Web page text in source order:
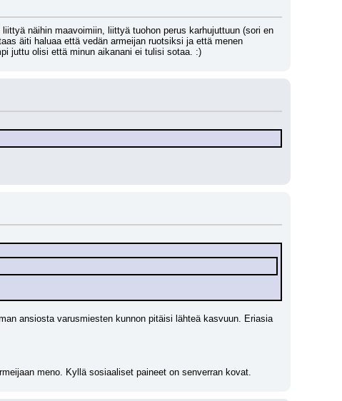
näihin maavoimiin, liittyä tuohon perus karhujuttuun (sori en
äiti haluaa että vedän armeijan ruotsiksi ja että menen
juttu olisi että minun aikanani ei tulisi sotaa. :)
ansiosta varusmiesten kunnon pitäisi lähteä kasvuun. Eriasia
meno. Kyllä sosiaaliset paineet on senverran kovat.